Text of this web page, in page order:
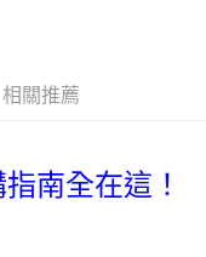
相關推薦
南全在這！